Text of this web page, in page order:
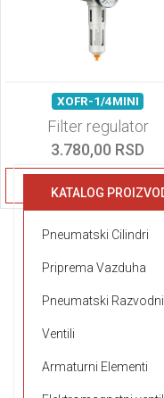
XOFR-1/4MINI
Filter regulator
3.780,00 RSD
Detaljnije
KATALOG
Pneumatski Cilindri
Priprema Vazduha
Pneumatski
Ventili
Armaturni Elementi